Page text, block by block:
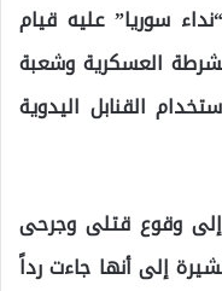
سوريا” عليه قيام
العسكرية وشعبة
القنابل اليدوية
وقوع قتلى وجرحى
إلى أنها جاءت رداً